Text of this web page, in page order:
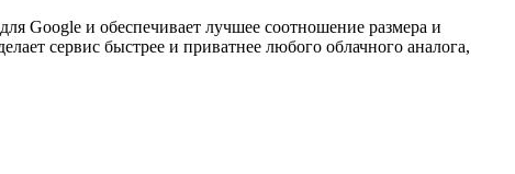
Google и обеспечивает лучшее соотношение размера и
сервис быстрее и приватнее любого облачного аналога,